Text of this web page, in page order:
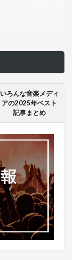
いろんな音楽メディ
アの2025年ベスト
記事まとめ